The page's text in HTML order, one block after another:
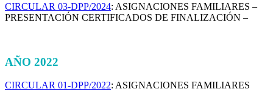
CIRCULAR 03-DPP/2024: ASIGNACIONES FAMILIARES –
PRESENTACIÓN CERTIFICADOS DE FINALIZACIÓN –
AÑO 2022
CIRCULAR 01-DPP/2022: ASIGNACIONES FAMILIARES